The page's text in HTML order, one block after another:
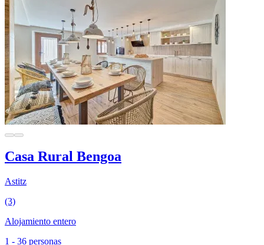
Casa Rural Bengoa
Astitz
(3)
Alojamiento entero
1 - 36 personas